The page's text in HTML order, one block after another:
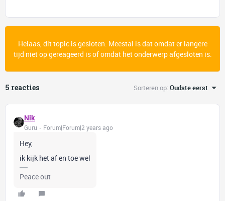
Helaas, dit topic is gesloten. Meestal is dat omdat er langere
tijd niet op gereageerd is of omdat het onderwerp afgesloten is.
5 reacties Sorteren op:Oudste eerst
Nik
Guru Forum|Forum|2 years ago
Hey,
ik kijk het af en toe wel
Peace out